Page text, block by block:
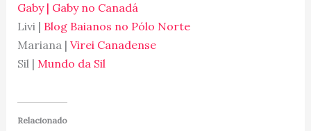
Gaby | Gaby no Canadá
Livi | Blog Baianos no Pólo Norte
Mariana | Virei Canadense
Sil | Mundo da Sil
Relacionado